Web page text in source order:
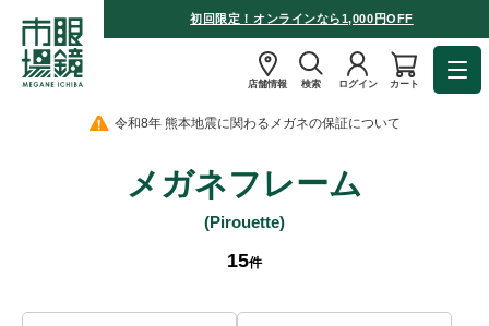
初回限定！オンラインなら1,000円OFF
店舗情報 検索 ログイン カート
令和8年 熊本地震に関わるメガネの保証について
メガネフレーム
(Pirouette)
15件